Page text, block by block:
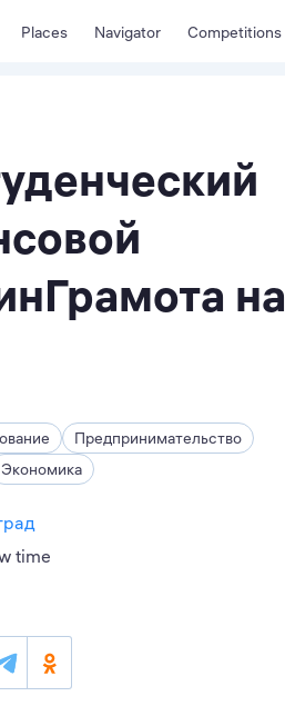
Places Navigator Competitions
на
Предпринимательство
Экономика
time